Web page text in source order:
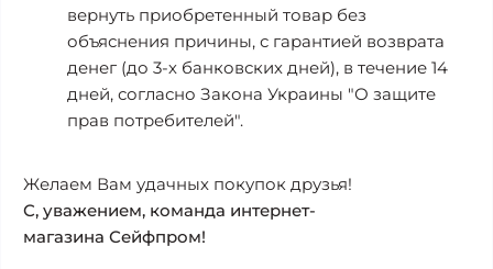
вернуть приобретенный товар без
объяснения причины, с гарантией возврата
денег (до 3-х банковских дней), в течение 14
дней, согласно Закона Украины "О защите
прав потребителей".
Желаем Вам удачных покупок друзья!
С, уважением, команда интернет-
магазина Сейфпром!